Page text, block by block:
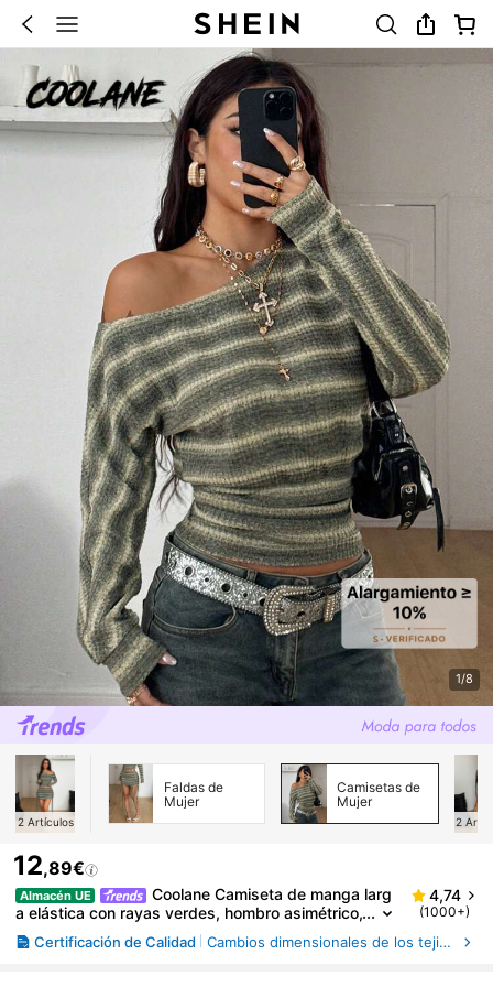
1/8
2 Artículos
Faldas de
Mujer
Camisetas de
Mujer
2
12,89€
Almacén UE
Coolane Camiseta de manga larg
a elástica con rayas verdes, hombro asimétrico,
estilo casual Y2K para uso diario en invierno y o
toño
4,74
(1000+)
Certificación de Calidad Cambios dimensionales de los tejidos tras el lavado doméstico, Resistencia del color al lavado